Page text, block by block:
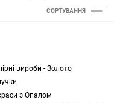
СОРТУВАННЯ
вироби - Золото
з Опалом